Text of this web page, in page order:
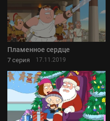
Пламенное сердце
7 серия 17.11.2019